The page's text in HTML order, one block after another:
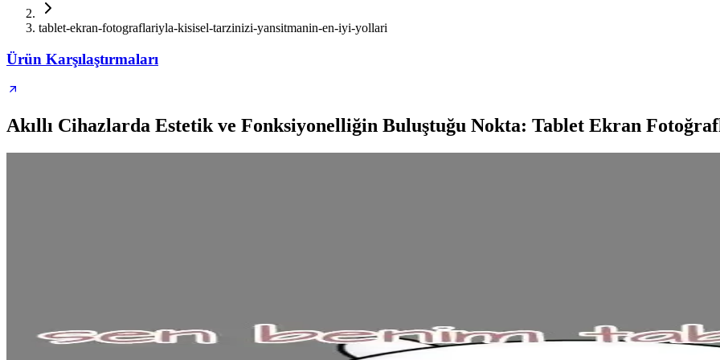
tablet-ekran-fotograflariyla-kisisel-tarzinizi-yansitmanin-en-iyi-yollari
Ürün Karşılaştırmaları
Akıllı Cihazlarda Estetik ve Fonksiyonelliğin Buluştuğu Nokta: Tablet Ekran